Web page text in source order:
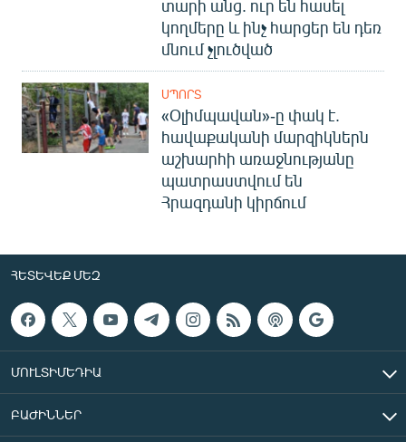
տարի անց. ուր են հասել
կողմերը և ինչ հարցեր են դեռ
մնում չլուծված
ՍՊՈՐՏ
«Օլիմպավան»-ը փակ է.
հավաքականի մարզիկներն
աշխարհի առաջնությանը
պատրաստվում են
Հրազդանի կիրճում
ՀԵՏԵՎԵՔ ՄԵԶ
ՄՈՒԼՏԻՄԵԴԻԱ
ԲԱԺԻՆՆԵՐ